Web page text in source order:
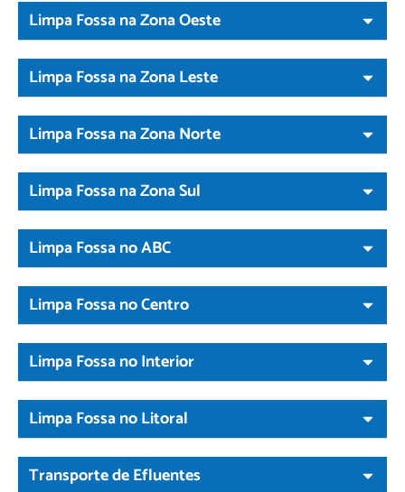
Limpa Fossa na Zona Oeste
Limpa Fossa na Zona Leste
Limpa Fossa na Zona Norte
Limpa Fossa na Zona Sul
Limpa Fossa no ABC
Limpa Fossa no Centro
Limpa Fossa no Interior
Limpa Fossa no Litoral
Transporte de Efluentes